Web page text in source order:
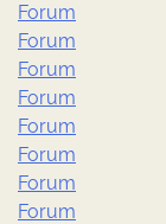
Forum
Forum
Forum
Forum
Forum
Forum
Forum
Forum